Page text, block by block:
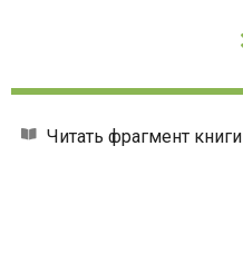
Читать фрагмент книги